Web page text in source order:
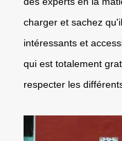
charger et sachez
intéressants et
qui est totalement
respecter les